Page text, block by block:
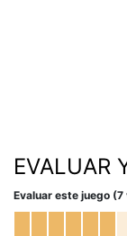
EVALUAR
Evaluar este juego